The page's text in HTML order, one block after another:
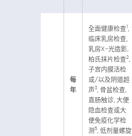
每
年
全面健康检查1 ,
临床乳房检查,
乳房X-光造影,
柏氏抹片检查2,
子宫内膜活检
或/以及阴道超
声3, 骨盆检查,
直肠触诊, 大便
隐血检查或大
便免疫化学检
测 5, 低剂量螺旋